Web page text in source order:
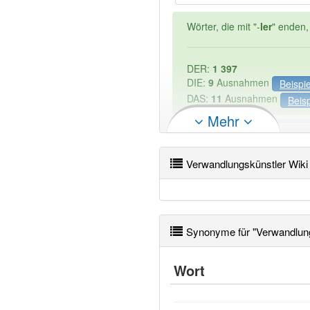
Wörter, die mit "-ler"
DER: 1 397
DIE: 9 Ausnahmen
DAS: 11 Ausnahmen
PowerIndex:3
Wörter mit Endung
90% unserer Spielapp-
Mehr
Verwandlungskünstler Wiki
Synonyme für
Wort